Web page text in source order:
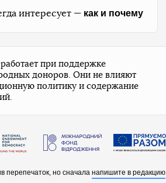
интересует — как и почему
при поддержке
доноров. Они не влияют
политику и содержание
перепечаток, но сначала напишите в редакцию